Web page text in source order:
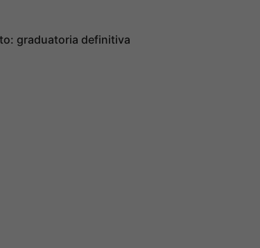
graduatoria definitiva